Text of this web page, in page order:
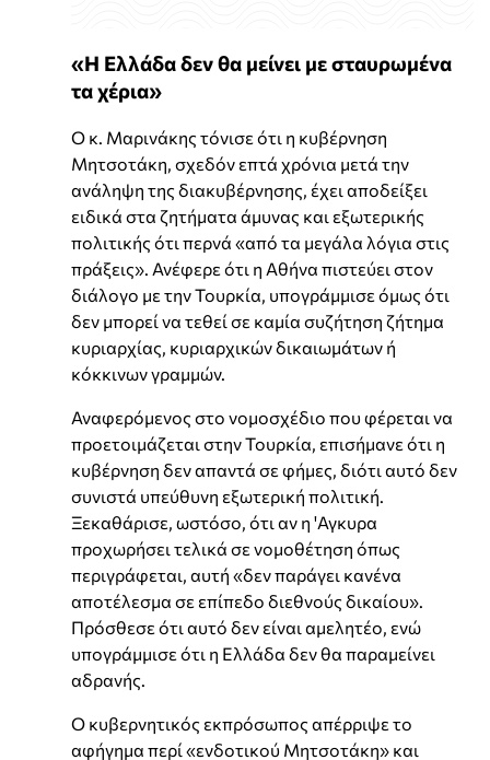
«Η Ελλάδα δεν θα μείνει με σταυρωμένα
τα χέρια»
Ο κ. Μαρινάκης τόνισε ότι η κυβέρνηση
Μητσοτάκη, σχεδόν επτά χρόνια μετά την
ανάληψη της διακυβέρνησης, έχει αποδείξει
ειδικά στα ζητήματα άμυνας και εξωτερικής
πολιτικής ότι περνά «από τα μεγάλα λόγια στις
πράξεις». Ανέφερε ότι η Αθήνα πιστεύει στον
διάλογο με την Τουρκία, υπογράμμισε όμως ότι
δεν μπορεί να τεθεί σε καμία συζήτηση ζήτημα
κυριαρχίας, κυριαρχικών δικαιωμάτων ή
κόκκινων γραμμών.
Αναφερόμενος στο νομοσχέδιο που φέρεται να
προετοιμάζεται στην Τουρκία, επισήμανε ότι η
κυβέρνηση δεν απαντά σε φήμες, διότι αυτό δεν
συνιστά υπεύθυνη εξωτερική πολιτική.
Ξεκαθάρισε, ωστόσο, ότι αν η 'Αγκυρα
προχωρήσει τελικά σε νομοθέτηση όπως
περιγράφεται, αυτή «δεν παράγει κανένα
αποτέλεσμα σε επίπεδο διεθνούς δικαίου».
Πρόσθεσε ότι αυτό δεν είναι αμελητέο, ενώ
υπογράμμισε ότι η Ελλάδα δεν θα παραμείνει
αδρανής.
Ο κυβερνητικός εκπρόσωπος απέρριψε το
αφήγημα περί «ενδοτικού Μητσοτάκη» και